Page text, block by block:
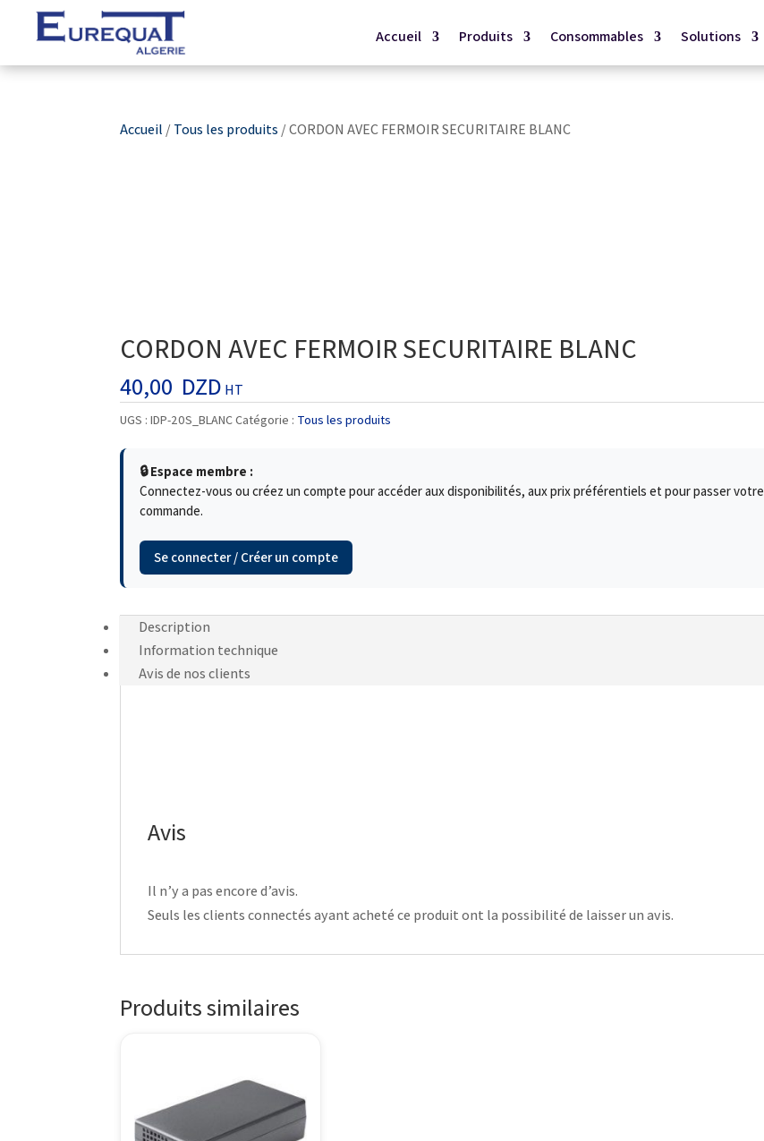
Accueil Produits Consommables Solutions
Accueil /Tous les produits / CORDON AVEC FERMOIR SECURITAIRE BLANC
CORDON AVEC FERMOIR SECURITAIRE BLANC
40,00 DZD HT
UGS :IDP-20S_BLANCCatégorie : Tous les produits
🔒 Espace membre :
Connectez-vous ou créez un compte pour accéder aux disponibilités, aux prix préférentiels et pour passer votre
commande.
Se connecter / Créer un compte
Description
Information technique
Avis de nos clients
Avis
Il n’y a pas encore d’avis.
Seuls les clients connectés ayant acheté ce produit ont la possibilité de laisser un avis.
Produits similaires